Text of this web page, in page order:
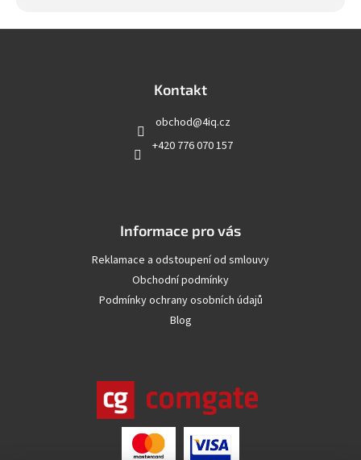
Kontakt
obchod@4iq.cz
+420 776 070 157
Informace pro vás
Reklamace a odstoupení od smlouvy
Obchodní podmínky
Podmínky ochrany osobních údajů
Blog